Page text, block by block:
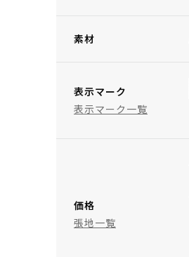
素材
表示マーク
表示マーク一覧
価格
張地一覧